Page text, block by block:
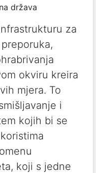
država
za
okviru kreira
mjera. To
i
kojih bi se
koji s jedne